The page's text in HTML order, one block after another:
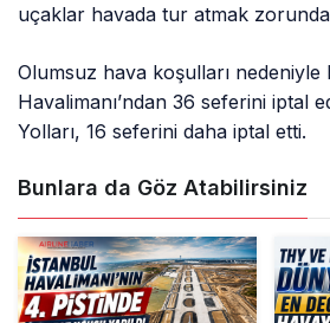
uçaklar havada tur atmak zorunda
Olumsuz hava koşulları
Havalimanı’ndan 36 seferini iptal
Yolları, 16 seferini daha iptal etti.
Bunlara da Göz Atabilirsiniz